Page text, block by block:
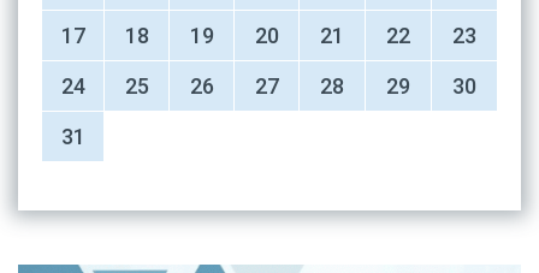
17
18 19 20 21 22
23
24
25 26 27 28 29
30
31